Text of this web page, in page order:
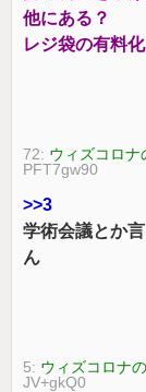
他にある？
レジ袋の有料
72: ウィズコロナ
PFT7gw90
>>3
学術会議とか
ん
5: ウィズコロナ
JV+gkQ0